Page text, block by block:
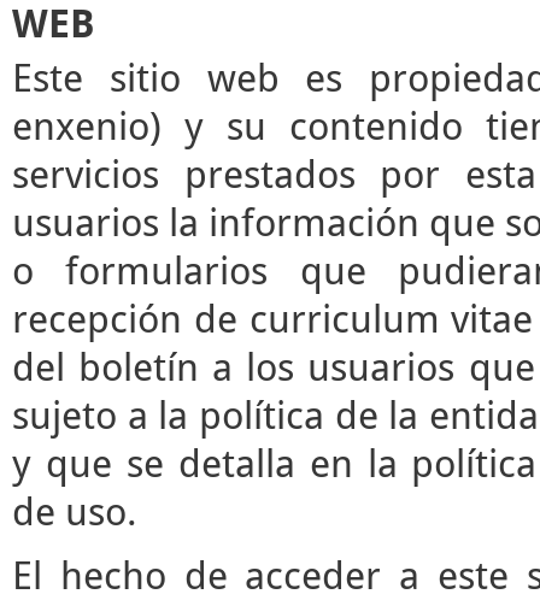
WEB
Este sitio web es
enxenio) y su contenido
servicios prestados por
usuarios la información que
o formularios que
recepción de curriculum
del boletín a los usuarios
sujeto a la política de la
y que se detalla en la
de uso.
El hecho de acceder a